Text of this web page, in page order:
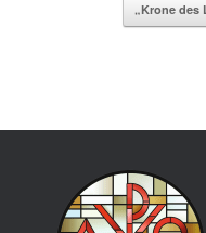
„Krone des